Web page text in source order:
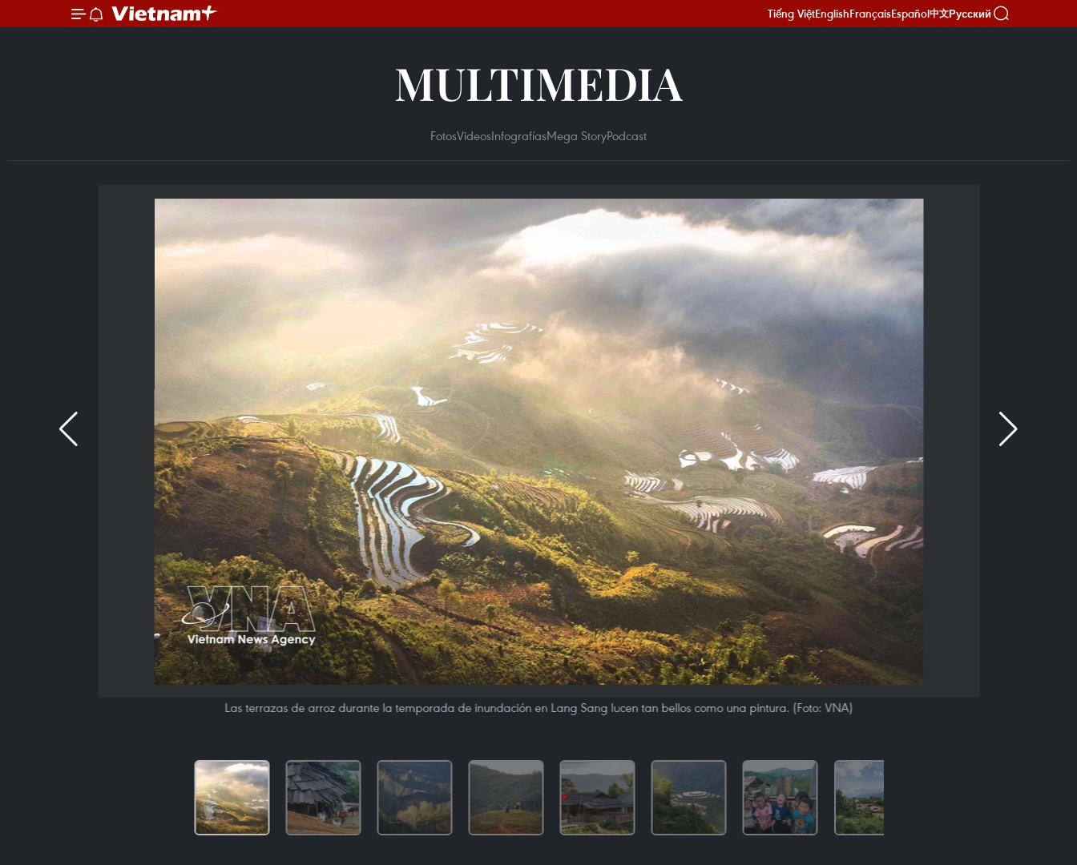
Tiếng ViệtEnglishFrançaisEspañol中文Русский
MULTIMEDIA
FotosVideosInfografíasMega StoryPodcast
Las terrazas de arroz durante la temporada de inundación en Lang Sang lucen tan bellos como una pintura. (Foto: VNA)